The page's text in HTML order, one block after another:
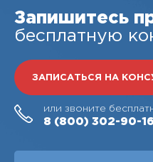
Запишитесь
бесплатную
ЗАПИСАТЬСЯ НА
или звоните
8 (800) 302-90-16